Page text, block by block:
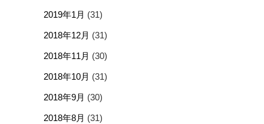
2019年1月 (31)
2018年12月 (31)
2018年11月 (30)
2018年10月 (31)
2018年9月 (30)
2018年8月 (31)